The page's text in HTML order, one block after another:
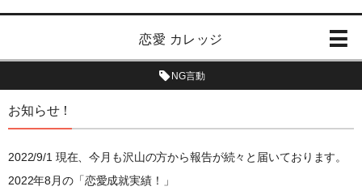
恋愛 カレッジ
NG言動
お知らせ！
2022/9/1 現在、今月も沢山の方から報告が続々と届いております。
2022年8月の「恋愛成就実績！」